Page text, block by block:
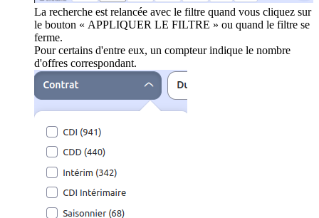
La recherche est relancée avec le filtre quand vous cliquez sur
le bouton « APPLIQUER LE FILTRE » ou quand le filtre se
ferme.
Pour certains d'entre eux, un compteur indique le nombre
d'offres correspondant.